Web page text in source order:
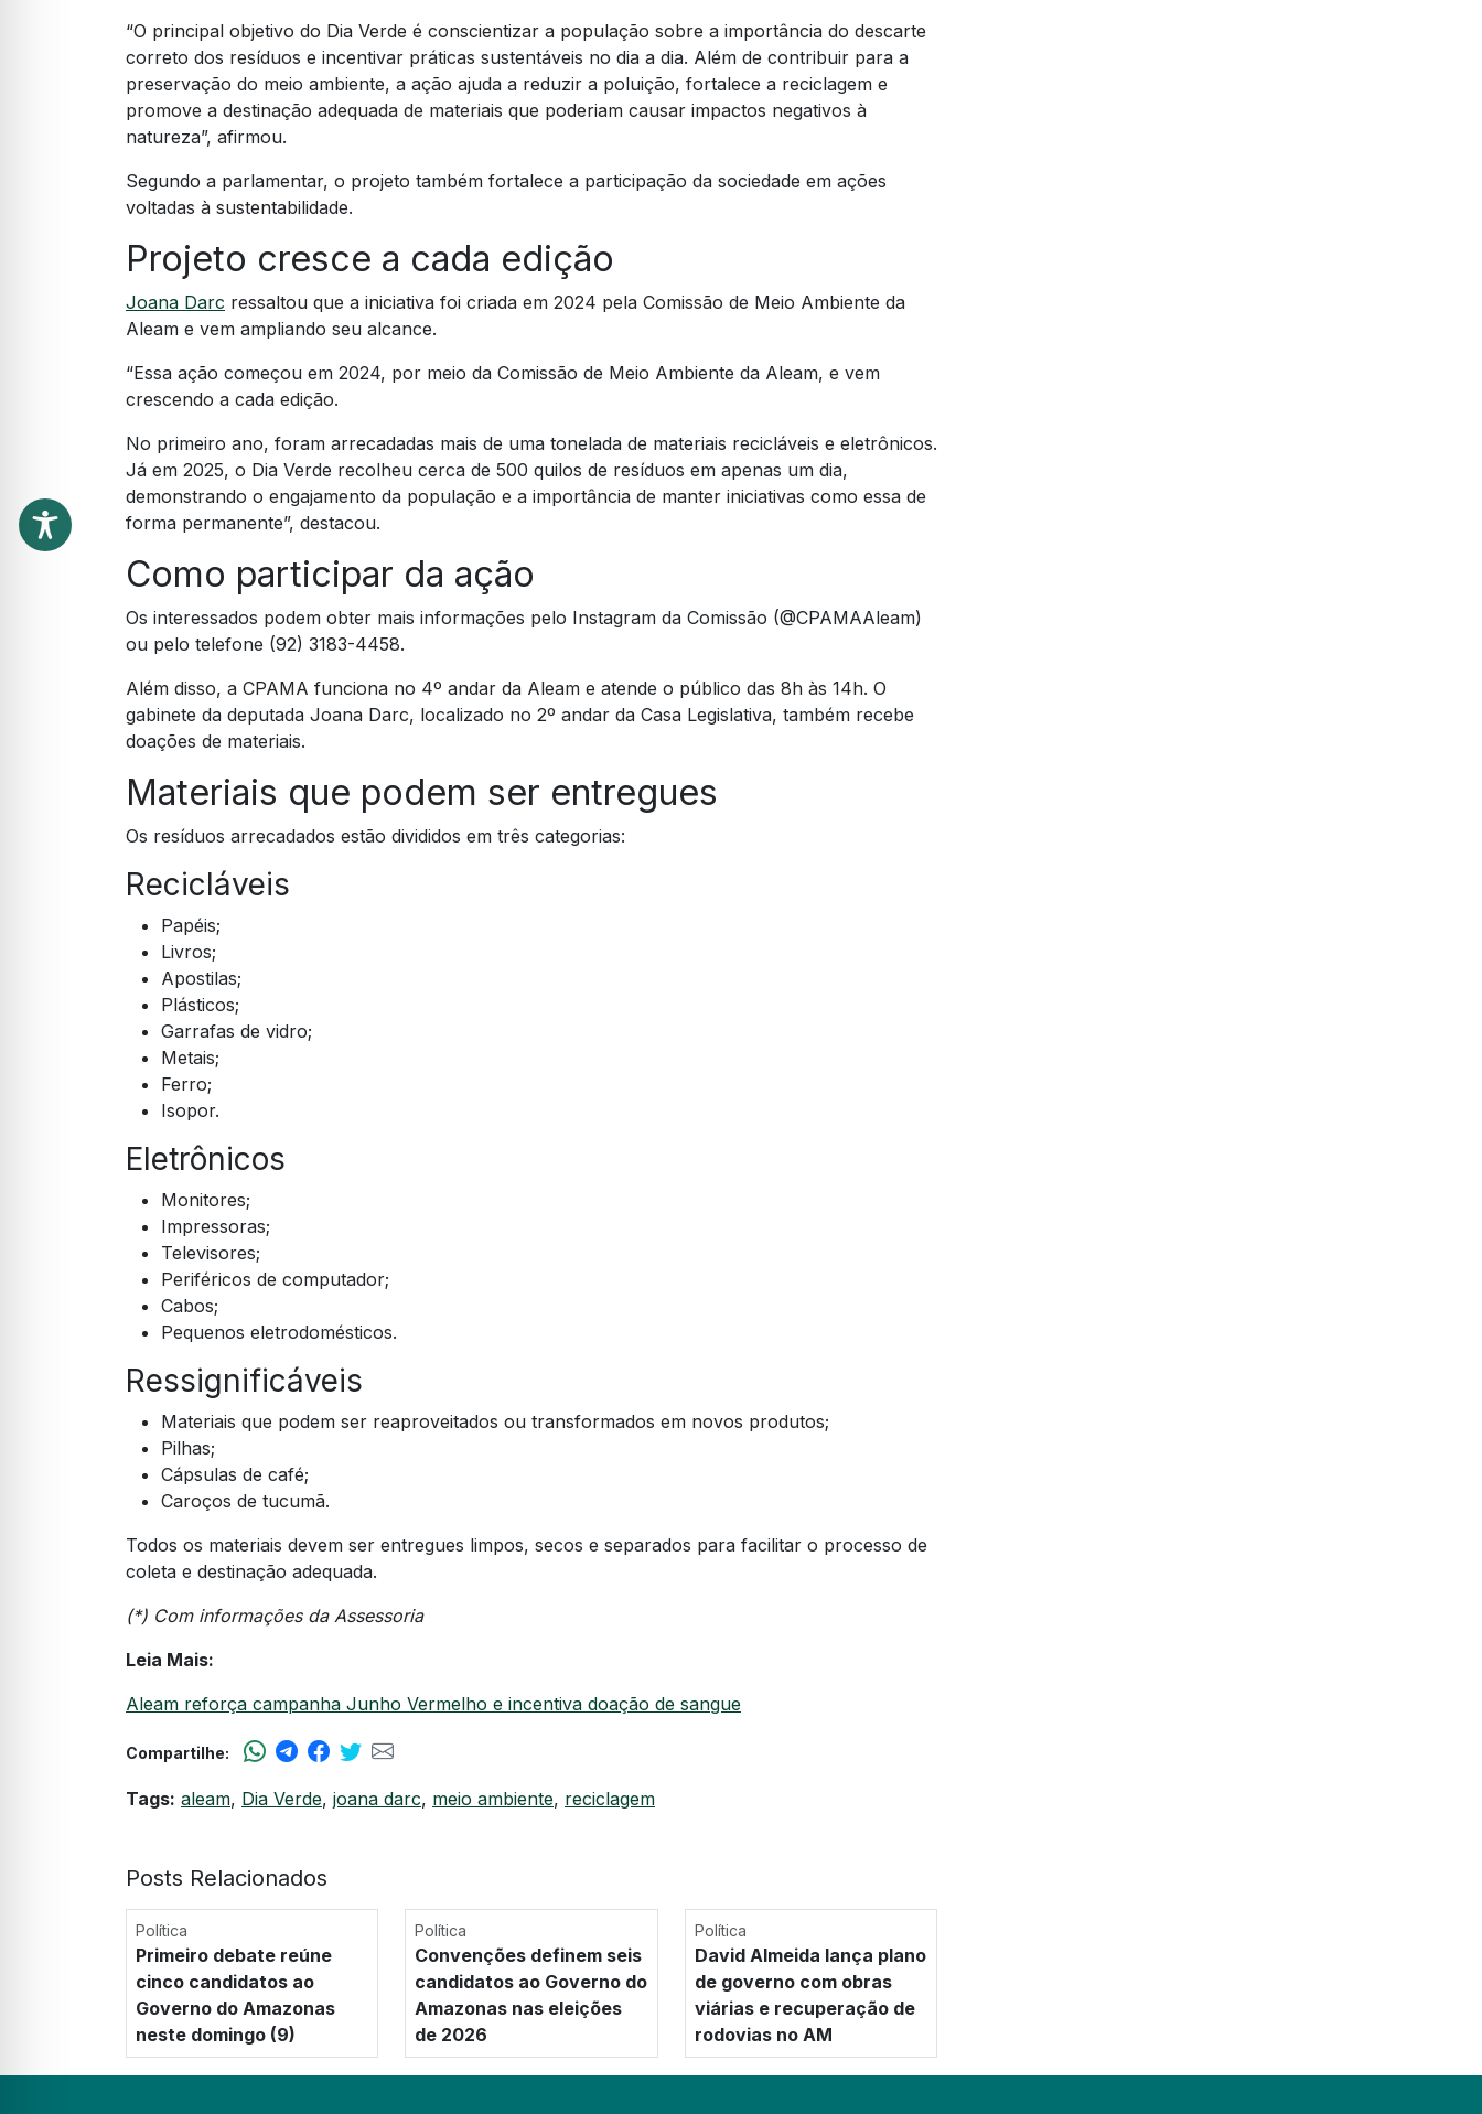
“O principal objetivo do Dia Verde é conscientizar a população sobre a importância do descarte
correto dos resíduos e incentivar práticas sustentáveis no dia a dia. Além de contribuir para a
preservação do meio ambiente, a ação ajuda a reduzir a poluição, fortalece a reciclagem e
promove a destinação adequada de materiais que poderiam causar impactos negativos à
natureza”, afirmou.
Segundo a parlamentar, o projeto também fortalece a participação da sociedade em ações
voltadas à sustentabilidade.
Projeto cresce a cada edição
Joana Darc ressaltou que a iniciativa foi criada em 2024 pela Comissão de Meio Ambiente da
Aleam e vem ampliando seu alcance.
“Essa ação começou em 2024, por meio da Comissão de Meio Ambiente da Aleam, e vem
crescendo a cada edição.
No primeiro ano, foram arrecadadas mais de uma tonelada de materiais recicláveis e eletrônicos.
Já em 2025, o Dia Verde recolheu cerca de 500 quilos de resíduos em apenas um dia,
demonstrando o engajamento da população e a importância de manter iniciativas como essa de
forma permanente”, destacou.
Como participar da ação
Os interessados podem obter mais informações pelo Instagram da Comissão (@CPAMAAleam)
ou pelo telefone (92) 3183-4458.
Além disso, a CPAMA funciona no 4º andar da Aleam e atende o público das 8h às 14h. O
gabinete da deputada Joana Darc, localizado no 2º andar da Casa Legislativa, também recebe
doações de materiais.
Materiais que podem ser entregues
Os resíduos arrecadados estão divididos em três categorias:
Recicláveis
Papéis;
Livros;
Apostilas;
Plásticos;
Garrafas de vidro;
Metais;
Ferro;
Isopor.
Eletrônicos
Monitores;
Impressoras;
Televisores;
Periféricos de computador;
Cabos;
Pequenos eletrodomésticos.
Ressignificáveis
Materiais que podem ser reaproveitados ou transformados em novos produtos;
Pilhas;
Cápsulas de café;
Caroços de tucumã.
Todos os materiais devem ser entregues limpos, secos e separados para facilitar o processo de
coleta e destinação adequada.
(*) Com informações da Assessoria
Leia Mais:
Aleam reforça campanha Junho Vermelho e incentiva doação de sangue
Compartilhe:
Tags: aleam, Dia Verde, joana darc, meio ambiente, reciclagem
Posts Relacionados
Política
Primeiro debate reúne
cinco candidatos ao
Governo do Amazonas
neste domingo (9)
Política
Convenções definem seis
candidatos ao Governo do
Amazonas nas eleições
de 2026
Política
David Almeida lança plano
de governo com obras
viárias e recuperação de
rodovias no AM